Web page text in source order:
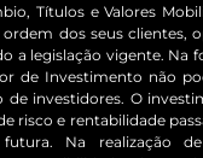
Títulos e Valores
dos seus clientes,
a legislação vigente. Na
de Investimento não
investidores. O
risco e rentabilidade
Na realização